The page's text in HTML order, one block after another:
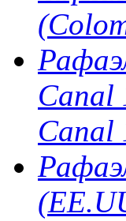
Canal
Canal